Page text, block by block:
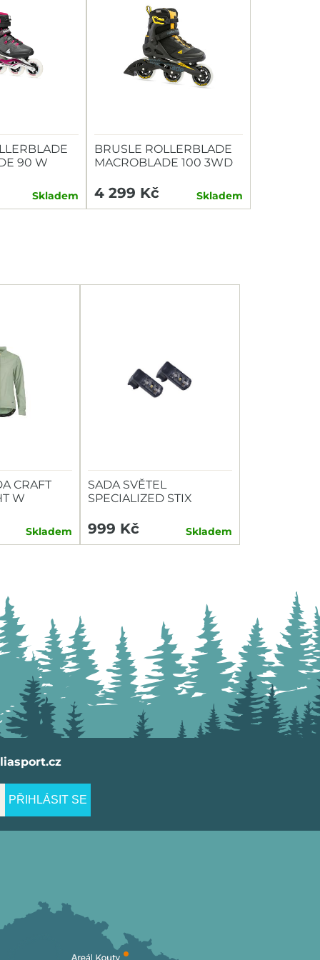
90 W
Skladem
BRUSLE ROLLERBLADE
MACROBLADE 100 3WD
4 299 Kč Skladem
CRAFT
W
Skladem
SADA SVĚTEL
SPECIALIZED STIX
999 Kč Skladem
PŘIHLÁSIT SE